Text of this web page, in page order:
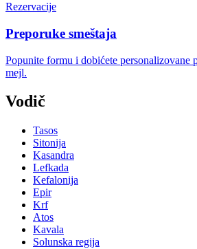
Rezervacije
Preporuke smeštaja
Popunite formu i dobićete personalizovane
mejl.
Vodič
Tasos
Sitonija
Kasandra
Lefkada
Kefalonija
Epir
Krf
Atos
Kavala
Solunska regija